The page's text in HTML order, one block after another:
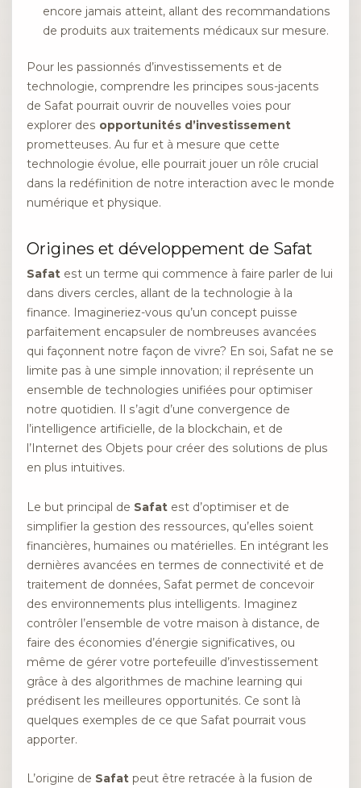
encore jamais atteint, allant des recommandations
de produits aux traitements médicaux sur mesure.
Pour les passionnés d’investissements et de
technologie, comprendre les principes sous-jacents
de Safat pourrait ouvrir de nouvelles voies pour
explorer des opportunités d’investissement
prometteuses. Au fur et à mesure que cette
technologie évolue, elle pourrait jouer un rôle crucial
dans la redéfinition de notre interaction avec le monde
numérique et physique.
Origines et développement de Safat
Safat est un terme qui commence à faire parler de lui
dans divers cercles, allant de la technologie à la
finance. Imagineriez-vous qu’un concept puisse
parfaitement encapsuler de nombreuses avancées
qui façonnent notre façon de vivre? En soi, Safat ne se
limite pas à une simple innovation; il représente un
ensemble de technologies unifiées pour optimiser
notre quotidien. Il s’agit d’une convergence de
l’intelligence artificielle, de la blockchain, et de
l’Internet des Objets pour créer des solutions de plus
en plus intuitives.
Le but principal de Safat est d’optimiser et de
simplifier la gestion des ressources, qu’elles soient
financières, humaines ou matérielles. En intégrant les
dernières avancées en termes de connectivité et de
traitement de données, Safat permet de concevoir
des environnements plus intelligents. Imaginez
contrôler l’ensemble de votre maison à distance, de
faire des économies d’énergie significatives, ou
même de gérer votre portefeuille d’investissement
grâce à des algorithmes de machine learning qui
prédisent les meilleures opportunités. Ce sont là
quelques exemples de ce que Safat pourrait vous
apporter.
L’origine de Safat peut être retracée à la fusion de